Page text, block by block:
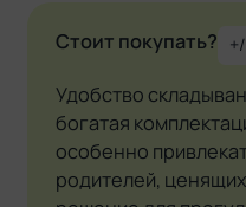
Стоит покупать?
Удобство
богатая
особенно
родителей,